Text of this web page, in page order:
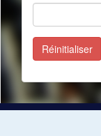
Réinitialiser